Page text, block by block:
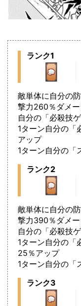
ランク1
敵単体に自分の
撃力260％ダメ
自分の「必殺技
1ターン自分の「
アップ
1ターン自分の「
ランク2
敵単体に自分の
撃力390％ダメ
自分の「必殺技
1ターン自分の「
25％アップ
1ターン自分の「
ランク3